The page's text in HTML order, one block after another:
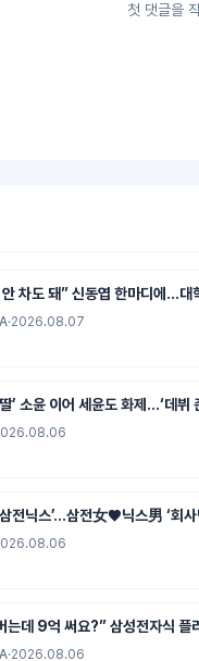
첫 댓글을
차도 돼” 신동엽 한마디에…대
·2026.08.07
’ 소윤 이어 세윤도 화제…‘데뷔
전닉스’…삼전女♥닉스男 ‘회사
는데 9억 써요?” 삼성전자식 플
·2026.08.06